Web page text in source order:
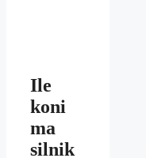
Ile
koni
ma
silnik